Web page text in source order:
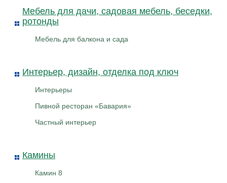
Мебель для дачи, садовая мебель, беседки,
ротонды
Мебель для балкона и сада
Интерьер, дизайн, отделка под ключ
Интерьеры
Пивной ресторан «Бавария»
Частный интерьер
Камины
Камин 8